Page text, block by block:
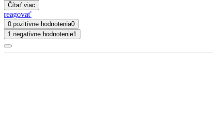
Čítať viac
reagovať
0 pozitívne hodnotenia0
1 negatívne hodnotenie1